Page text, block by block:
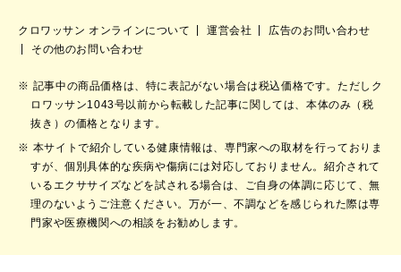
クロワッサン オンラインについて 運営会社
広告のお問い合わせ
その他のお問い合わせ
記事中の商品価格は、特に表記がない場合は税込価格です。ただしク
ロワッサン1043号以前から転載した記事に関しては、本体のみ（税
抜き）の価格となります。
本サイトで紹介している健康情報は、専門家への取材を行っておりま
すが、個別具体的な疾病や傷病には対応しておりません。紹介されて
いるエクササイズなどを試される場合は、ご自身の体調に応じて、無
理のないようご注意ください。万が一、不調などを感じられた際は専
門家や医療機関への相談をお勧めします。